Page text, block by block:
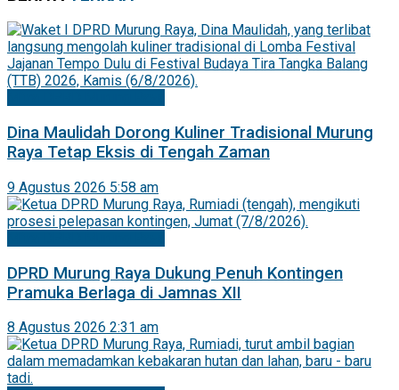
Dina Maulidah Dorong Kuliner Tradisional Murung
Raya Tetap Eksis di Tengah Zaman
9 Agustus 2026 5:58 am
DPRD Murung Raya Dukung Penuh Kontingen
Pramuka Berlaga di Jamnas XII
8 Agustus 2026 2:31 am